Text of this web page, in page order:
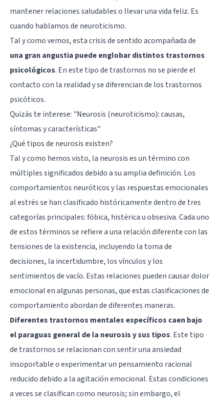
mantener relaciones saludables o llevar una vida feliz. Es
cuando hablamos de neuroticismo.
Tal y como vemos, esta crisis de sentido acompañada de
una gran angustia puede englobar distintos trastornos
psicológicos. En este tipo de trastornos no se pierde el
contacto con la realidad y se diferencian de los trastornos
psicóticos.
Quizás te interese: "Neurosis (neuroticismo): causas,
síntomas y características"
¿Qué tipos de neurosis existen?
Tal y como hemos visto, la neurosis es un término con
múltiples significados debido a su amplia definición. Los
comportamientos neuróticos y las respuestas emocionales
al estrés se han clasificado históricamente dentro de tres
categorías principales: fóbica, histérica u obsesiva. Cada uno
de estos términos se refiere a una relación diferente con las
tensiones de la existencia, incluyendo la toma de
decisiones, la incertidumbre, los vínculos y los
sentimientos de vacío. Estas relaciones pueden causar dolor
emocional en algunas personas, que estas clasificaciones de
comportamiento abordan de diferentes maneras.
Diferentes trastornos mentales específicos caen bajo
el paraguas general de la neurosis y sus tipos. Este tipo
de trastornos se relacionan con sentir una ansiedad
insoportable o experimentar un pensamiento racional
reducido debido a la agitación emocional. Estas condiciones
a veces se clasifican como neurosis; sin embargo, el